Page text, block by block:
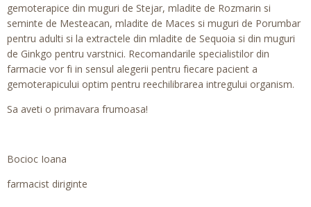
gemoterapice din muguri de Stejar, mladite de Rozmarin si
seminte de Mesteacan, mladite de Maces si muguri de Porumbar
pentru adulti si la extractele din mladite de Sequoia si din muguri
de Ginkgo pentru varstnici. Recomandarile specialistilor din
farmacie vor fi in sensul alegerii pentru fiecare pacient a
gemoterapicului optim pentru reechilibrarea intregului organism.
Sa aveti o primavara frumoasa!
Bocioc Ioana
farmacist diriginte